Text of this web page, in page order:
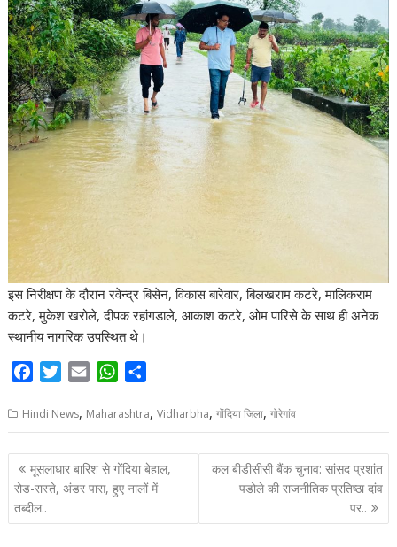
इस निरीक्षण के दौरान रवेन्द्र बिसेन, विकास बारेवार, बिलखराम कटरे, मालिकराम
कटरे, मुकेश खरोले, दीपक रहांगडाले, आकाश कटरे, ओम पारिसे के साथ ही अनेक
स्थानीय नागरिक उपस्थित थे।
c
e
b
o
o
k
T
i
t
t
e
a
i
l
W
a
t
s
A
p
p
a
r
e
Hindi News, Maharashtra,Vidharbha,गोंदिया जिला,गोरेगांव
P
o
s
मूसलाधार बारिश से गोंदिया बेहाल,
रोड-रास्ते, अंडर पास, हुए नालों में
तब्दील..
कल बीडीसीसी बैंक चुनाव: सांसद प्रशांत
पडोले की राजनीतिक प्रतिष्ठा दांव
पर..